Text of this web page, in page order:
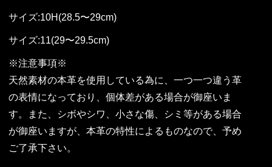
サイズ:10H(28.5〜29cm)
サイズ:11(29〜29.5cm)
※注意事項※
天然素材の本革を使用している為に、一つ一つ違う革
の表情になっており、個体差がある場合が御座いま
す。また、シボやシワ、小さな傷、シミ等がある場合
が御座いますが、本革の特性によるものなので、予め
ご了承下さい。